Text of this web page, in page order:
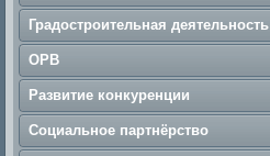
Градостроительная деятельность
ОРВ
Развитие конкуренции
Социальное партнёрство